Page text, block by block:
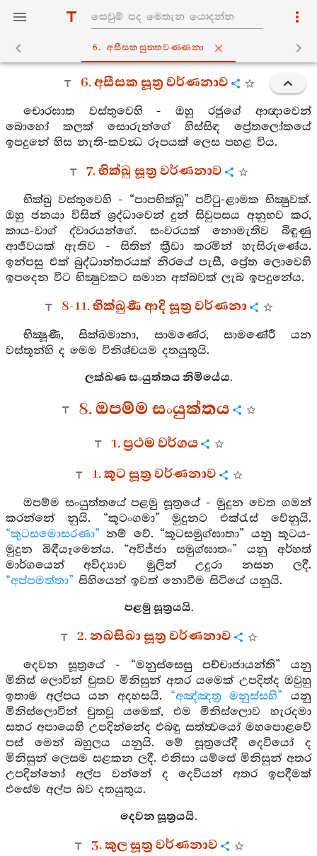
6. අසීසකසුත‍්තවණ‍්ණනා
6. අසීසක සූත්‍ර වර්ණනාව
චොරඝාත වස්තුවෙහි - ඔහු රජුගේ ආඥාවෙන්
බොහෝ කලක් සොරුන්ගේ හිස්සිඳ ප්‍රේතලෝකයේ
ඉපදුනේ හිස නැති-කවන්‍ධ රූපයක් ලෙස පහළ විය.
7. භික්ඛු සූත්‍ර වර්ණනාව
භික්ඛු වස්තුවෙහි - “පාපභික්ඛූ” පවිටු-ළාමක භික්‍ෂුවක්.
ඔහු ජනයා විසින් ශ්‍රද්ධාවෙන් දුන් සිවුපසය අනුභව කර,
කාය-වාග් ද්වාරයන්ගේ. සංවරයක් නොමැතිව බිඳුණු
ආජීවයක් ඇතිව - සිතින් ක්‍රීඩා කරමින් හැසිරුණේය.
ඉන්පසු එක් බුද්ධාන්තරයක් නිරයේ පැසී, ප්‍රේත ලොවෙහි
ඉපදෙන විට භික්‍ෂුවකට සමාන අත්බවක් ලැබ ඉපදුනේය.
8-11. භික්ඛුණී ආදි සූත්‍ර වර්ණනා
භික්‍ෂූණී, සික්ඛමානා, සාමණේර, සාමණේරී යන
වස්තූන්හි ද මෙම විනිශ්චයම දතයුතුයි.
ලක්ඛණ සංයුත්තය නිමියේය.
8. ඔපම්ම සංයුක්තය
1. ප්‍රථම වර්ගය
1. කූට සූත්‍ර වර්ණනාව
ඔපම්ම සංයුත්තයේ පළමු සූත්‍රයේ - මුදුන වෙත ගමන්
කරන්නේ නුයි. “කූටංගමා” මුදුනට එක්රැස් වේනුයි.
“කුටසමොසරණා” නම් වේ. “කූටසමුග්ඝාතා” යනු කූටය-
මුදුන බිඳීයෑමෙන්ය. “අවිජ්ජා සමුග්ඝාතං” යනු අර්හත්
මාර්ගයෙන් අවිද්‍යාව මුලින් උදුරා නසන ලදී.
“අප්පමත්තා” සිහියෙන් ඉවත් නොවීම සිටියේ යනුයි.
පළමු සූත්‍රයයි.
2. නඛසිඛා සූත්‍ර වර්ණනාව
දෙවන සූත්‍රයේ - “මනුස්සෙසු පච්චාජායන්ති” යනු
මිනිස් ලොවින් චුතව මිනිසුන් අතර යමෙක් උපදිත්ද ඔවුහු
ඉතාම අල්පය යන අදහසයි. “අඤ්ඤත්‍ර මනුස්සහි” යනු
මිනිස්ලොවින් චුතවූ යමෙක්, එම මිනිස්ලොව හැරදමා
සතර අපායෙහි උපදින්නේද එබඳු සත්ත්‍වයෝ මහපොළවේ
පස් මෙන් බහුලය යනුයි. මේ සූත්‍රයේදී දෙවියෝ ද
මිනිසුන් ලෙසම සළකන ලදී. එනිසා යම්සේ මිනිසුන් අතර
උපදින්නෝ අල්ප වන්නේ ද දෙවියන් අතර ඉපදීමක්
එසේම අල්ප බව දතයුතුය.
දෙවන සූත්‍රයයි.
3. කුල සූත්‍ර වර්ණනාව